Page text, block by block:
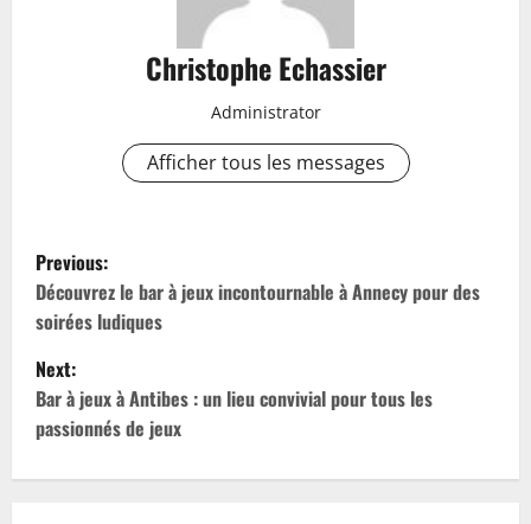
Christophe Echassier
Administrator
Afficher tous les messages
P
o
s
t
n
Previous:
Découvrez le bar à jeux incontournable à Annecy pour des
soirées ludiques
Next:
Bar à jeux à Antibes : un lieu convivial pour tous les
passionnés de jeux